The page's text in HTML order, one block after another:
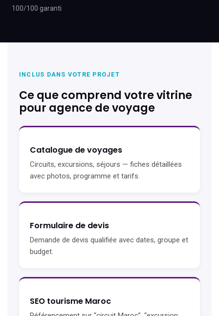
100/100 garanti
INCLUS DANS VOTRE PROJET
Ce que comprend votre vitrine
pour agence de voyage
Catalogue de voyages
Circuits, excursions, séjours — fiches détaillées
avec photos, programme et tarifs.
Formulaire de devis
Demande de devis qualifiée avec dates, groupe et
budget.
SEO tourisme Maroc